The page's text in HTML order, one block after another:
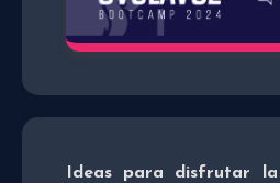
Ideas para disfrutar